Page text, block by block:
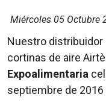
Miércoles 05 Octubre
Nuestro distribuidor
cortinas de aire
Expoalimentaria
septiembre de 2016